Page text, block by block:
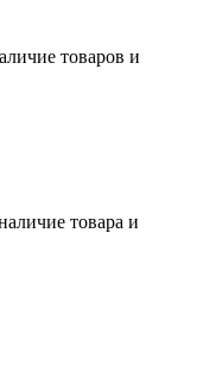
товаров и
товара и